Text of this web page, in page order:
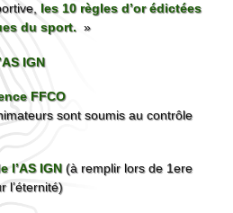
les 10 règles d’or édictées
du sport. »
IGN
FFCO
sont soumis au contrôle
l’AS IGN(à remplir lors de 1ere
l’éternité)